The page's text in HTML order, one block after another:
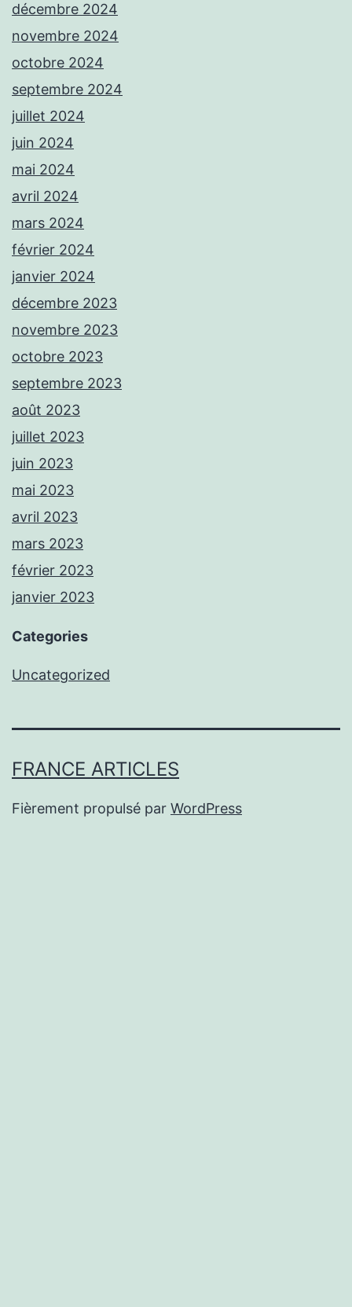
décembre 2024
novembre 2024
octobre 2024
septembre 2024
juillet 2024
juin 2024
mai 2024
avril 2024
mars 2024
février 2024
janvier 2024
décembre 2023
novembre 2023
octobre 2023
septembre 2023
août 2023
juillet 2023
juin 2023
mai 2023
avril 2023
mars 2023
février 2023
janvier 2023
Categories
Uncategorized
FRANCE ARTICLES
Fièrement propulsé par WordPress